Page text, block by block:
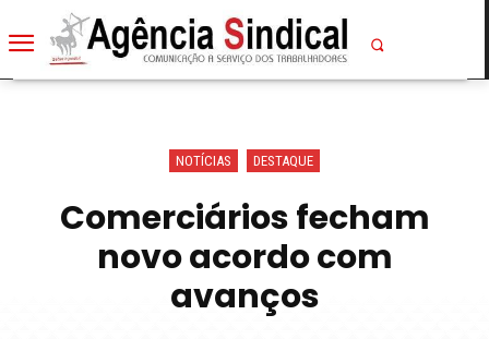
NOTÍCIAS DESTAQUE
Comerciários fecham
novo acordo com
avanços